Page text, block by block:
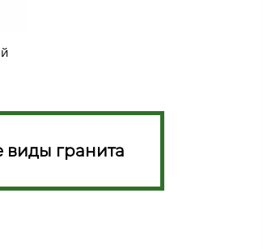
гранита